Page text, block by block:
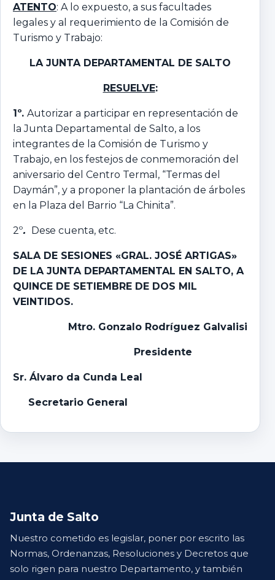
ATENTO: A lo expuesto, a sus facultades
legales y al requerimiento de la Comisión de
Turismo y Trabajo:
LA JUNTA DEPARTAMENTAL DE SALTO
RESUELVE:
1º. Autorizar a participar en representación de
la Junta Departamental de Salto, a los
integrantes de la Comisión de Turismo y
Trabajo, en los festejos de conmemoración del
aniversario del Centro Termal, “Termas del
Daymán”, y a proponer la plantación de árboles
en la Plaza del Barrio “La Chinita”.
2º. Dese cuenta, etc.
SALA DE SESIONES «GRAL. JOSÉ ARTIGAS»
DE LA JUNTA DEPARTAMENTAL EN SALTO, A
QUINCE DE SETIEMBRE DE DOS MIL
VEINTIDOS.
Mtro. Gonzalo Rodríguez Galvalisi
Presidente
Sr. Álvaro da Cunda Leal
Secretario General
Junta de Salto
Nuestro cometido es legislar, poner por escrito las
Normas, Ordenanzas, Resoluciones y Decretos que
solo rigen para nuestro Departamento, y también